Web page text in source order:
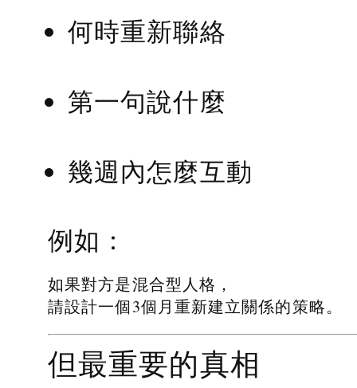
何時重新聯絡
第一句說什麼
幾週內怎麼互動
例如：
如果對方是混合型人格，
請設計一個3個月重新建立關係的策略。
但最重要的真相